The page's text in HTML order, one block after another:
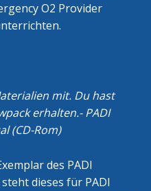
O2 Provider
mit. Du hast
erhalten.- PADI
(CD-Rom)
des PADI
dieses für PADI